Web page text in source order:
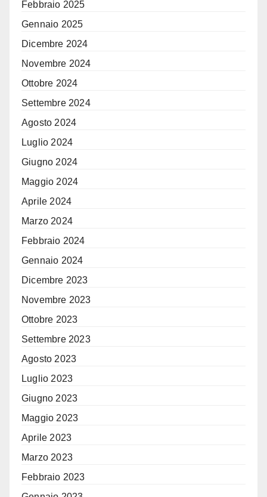
Febbraio 2025
Gennaio 2025
Dicembre 2024
Novembre 2024
Ottobre 2024
Settembre 2024
Agosto 2024
Luglio 2024
Giugno 2024
Maggio 2024
Aprile 2024
Marzo 2024
Febbraio 2024
Gennaio 2024
Dicembre 2023
Novembre 2023
Ottobre 2023
Settembre 2023
Agosto 2023
Luglio 2023
Giugno 2023
Maggio 2023
Aprile 2023
Marzo 2023
Febbraio 2023